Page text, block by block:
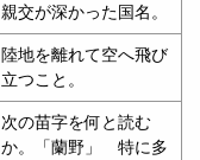
親交が深かった国名。
陸地を離れて空へ飛び
立つこと。
次の苗字を何と読む
か。「蘭野」 特に多